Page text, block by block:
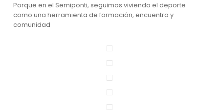
Porque en el Semiponti, seguimos viviendo el deporte
como una herramienta de formación, encuentro y
comunidad